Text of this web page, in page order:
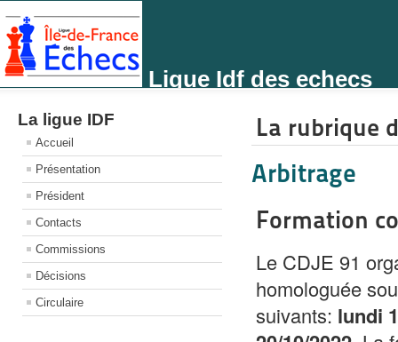
Ligue Idf des echecs
La ligue IDF
Accueil
Présentation
Président
Contacts
Commissions
Décisions
Circulaire
La rubrique
Arbitrage
Formation
Le CDJE 91
homologuée
suivants: lundi